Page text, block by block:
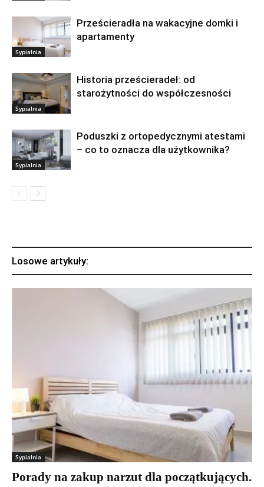
Sypialnia
Prześcieradła na wakacyjne domki i
apartamenty
Sypialnia
Historia prześcieradeł: od
starożytności do współczesności
Sypialnia
Poduszki z ortopedycznymi atestami
– co to oznacza dla użytkownika?
Losowe artykuły:
Sypialnia
Porady na zakup narzut dla początkujących.